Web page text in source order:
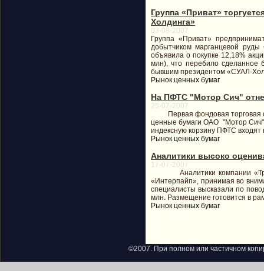
Группа «Приват»
Холдинга»
03-08-2007
Группа «Приват»
добытчиком марганцевой
объявила о покупке 12,18%
млн), что перебило сделанное
бывшим президентом «СУАЛ-
Рынок ценных бумаг
На ПФТС "Мотор Сич"
25-07-2007
Первая фондовая торговая
ценные бумаги ОАО "Мотор
индексную корзину ПФТС входят
Рынок ценных бумаг
Аналитики высоко
17-07-2007
Аналитики компании
«Интерпайп», принимая во
специалисты высказали по
млн. Размещение готовится в
Рынок ценных бумаг
©2007. При полном или частичном